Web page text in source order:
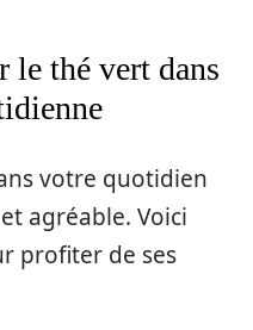
le thé vert dans
votre quotidien
agréable. Voici
profiter de ses